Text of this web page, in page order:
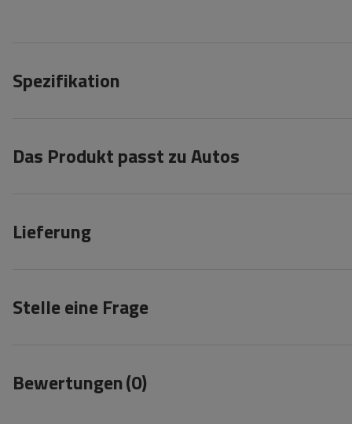
Spezifikation
Das Produkt passt zu Autos
Lieferung
Stelle eine Frage
Bewertungen(0)